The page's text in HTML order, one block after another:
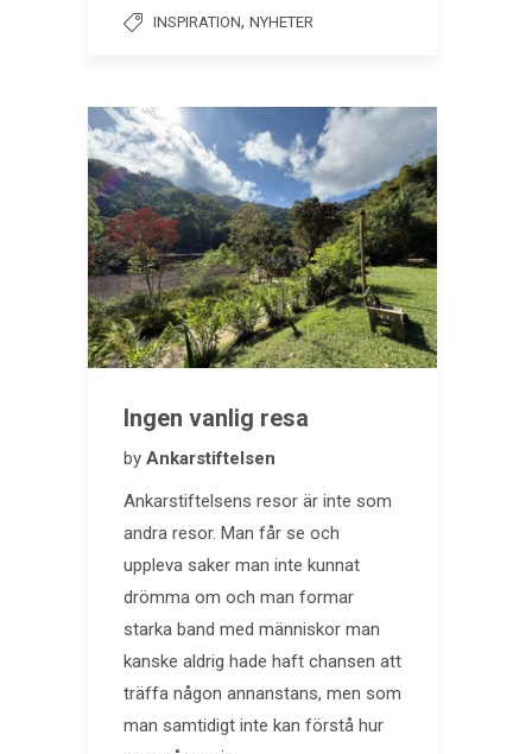
INSPIRATION, NYHETER
Ingen vanlig resa
by Ankarstiftelsen
Ankarstiftelsens resor är inte som
andra resor. Man får se och
uppleva saker man inte kunnat
drömma om och man formar
starka band med människor man
kanske aldrig hade haft chansen att
träffa någon annanstans, men som
man samtidigt inte kan förstå hur